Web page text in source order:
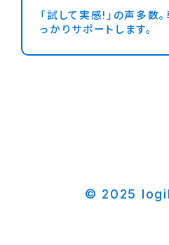
「試して実感!」の声多数。導入から運用までし
っかりサポートします。
© 2025